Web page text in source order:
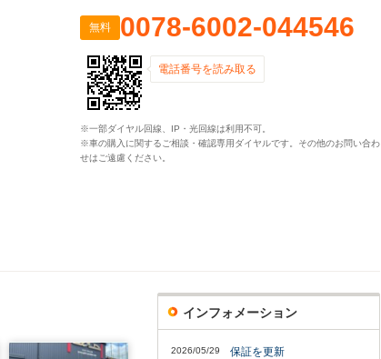
無料 0078-6002-044546
電話番号を読み取る
※一部ダイヤル回線、IP・光回線は利用不可。
※車の購入に関するご相談・確認専用ダイヤルです。その他のお問い合わ
せはご遠慮ください。
インフォメーション
2026/05/29 保証を更新